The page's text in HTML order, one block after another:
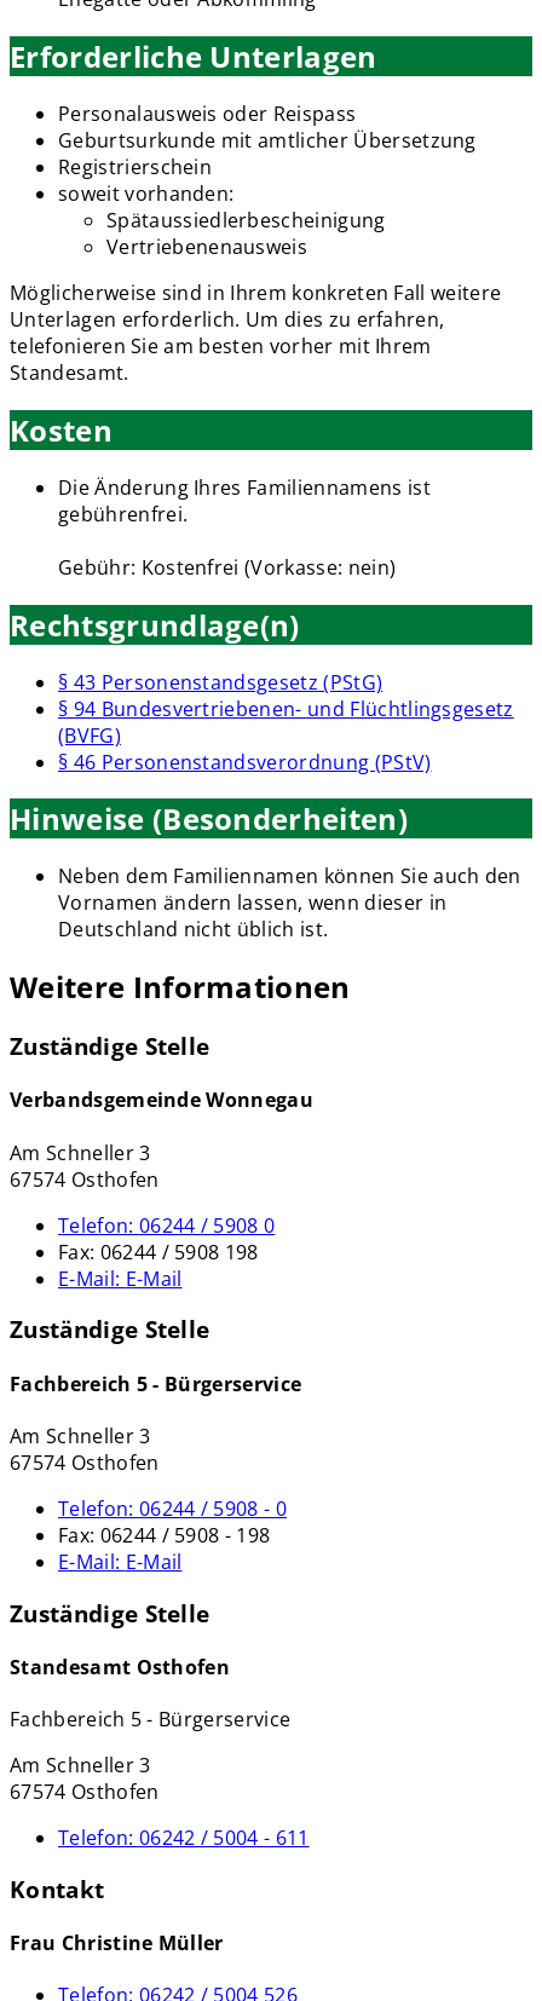
Erforderliche Unterlagen
Personalausweis oder Reispass
Geburtsurkunde mit amtlicher Übersetzung
Registrierschein
soweit vorhanden:
Spätaussiedlerbescheinigung
Vertriebenenausweis
Möglicherweise sind in Ihrem konkreten Fall weitere
Unterlagen erforderlich. Um dies zu erfahren,
telefonieren Sie am besten vorher mit Ihrem
Standesamt.
Kosten
Die Änderung Ihres Familiennamens ist
gebührenfrei.
Gebühr: Kostenfrei (Vorkasse: nein)
Rechtsgrundlage(n)
§ 43 Personenstandsgesetz (PStG)
§ 94 Bundesvertriebenen- und Flüchtlingsgesetz
(BVFG)
§ 46 Personenstandsverordnung (PStV)
Hinweise (Besonderheiten)
Neben dem Familiennamen können Sie auch den
Vornamen ändern lassen, wenn dieser in
Deutschland nicht üblich ist.
Weitere Informationen
Zuständige Stelle
Verbandsgemeinde Wonnegau
Am Schneller 3
67574 Osthofen
Telefon: 06244 / 5908 0
Fax: 06244 / 5908 198
E-Mail: E-Mail
Zuständige Stelle
Fachbereich 5 - Bürgerservice
Am Schneller 3
67574 Osthofen
Telefon: 06244 / 5908 - 0
Fax: 06244 / 5908 - 198
E-Mail: E-Mail
Zuständige Stelle
Standesamt Osthofen
Fachbereich 5 - Bürgerservice
Am Schneller 3
67574 Osthofen
Telefon: 06242 / 5004 - 611
Kontakt
Frau Christine Müller
Telefon: 06242 / 5004 526